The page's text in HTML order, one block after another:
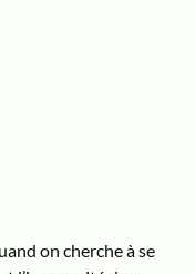
on cherche à se